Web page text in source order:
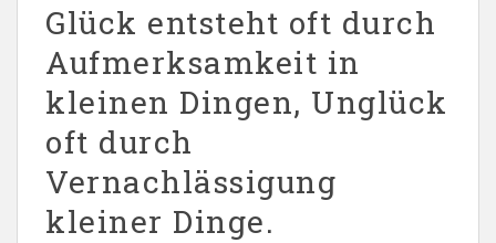
Glück entsteht oft durch
Aufmerksamkeit in
kleinen Dingen, Unglück
oft durch
Vernachlässigung
kleiner Dinge.